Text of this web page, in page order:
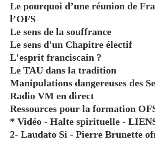
Le pourquoi d’une réunion de
l’OFS
Le sens de la souffrance
Le sens d'un Chapitre électif
L'esprit franciscain ?
Le TAU dans la tradition
Manipulations dangereuses des
Radio VM en direct
Ressources pour la formation
* Vidéo - Halte spirituelle -
2- Laudato Si - Pierre Brunette